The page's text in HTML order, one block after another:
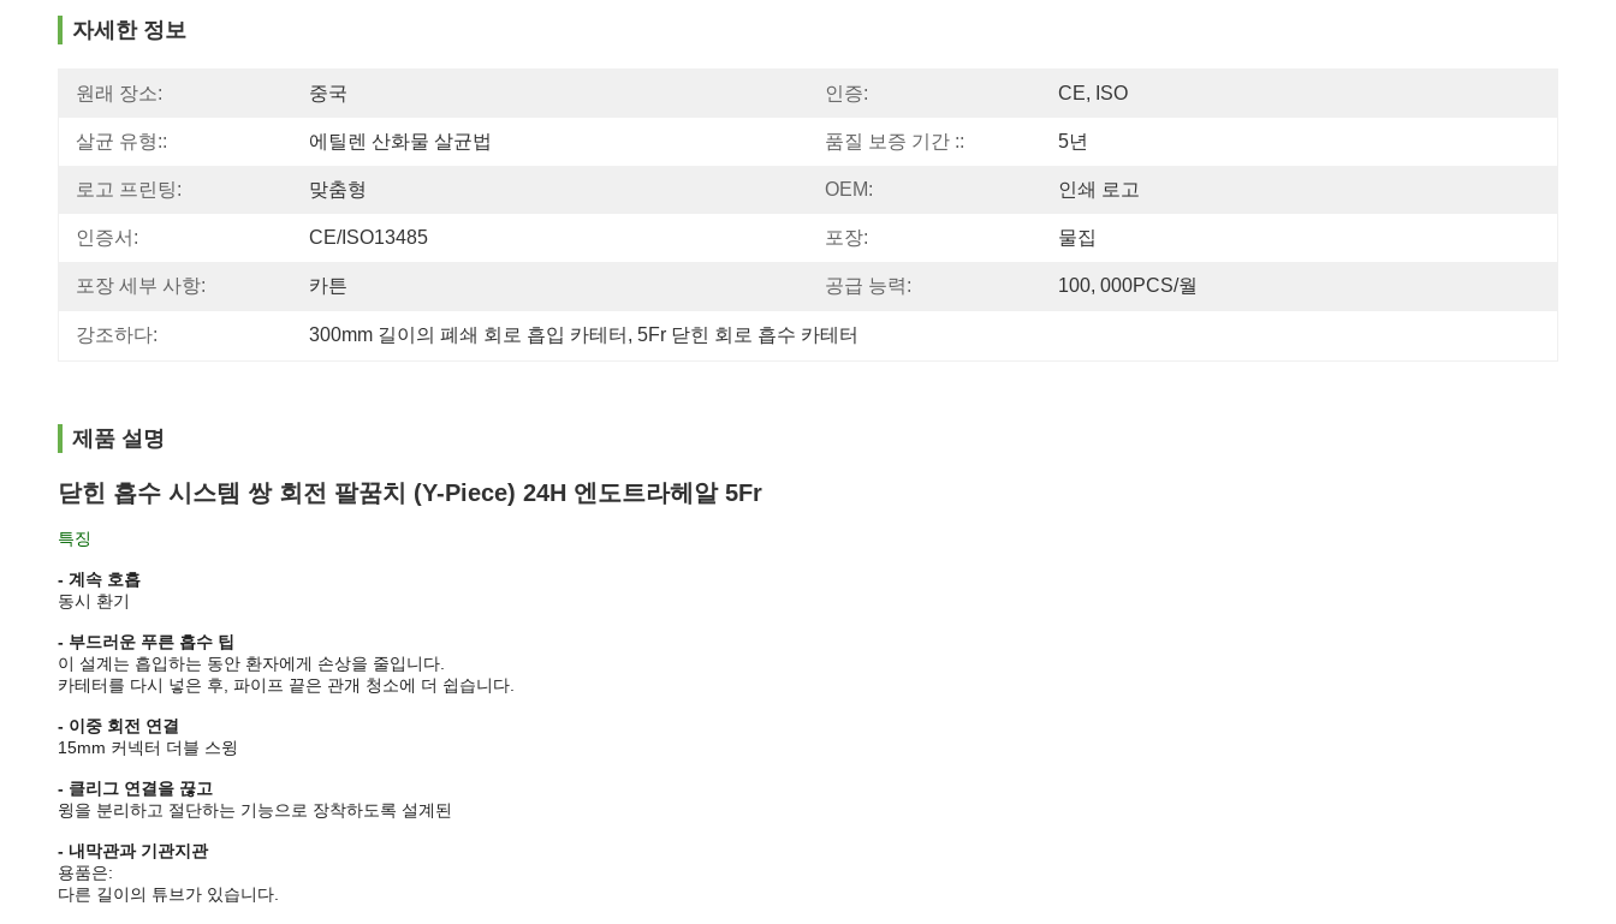
자세한 정보
원래 장소: 중국 인증: CE, ISO
살균 유형:: 에틸렌 산화물 살균법 품질 보증 기간 :: 5년
로고 프린팅: 맞춤형 OEM: 인쇄 로고
인증서: CE/ISO13485 포장: 물집
포장 세부 사항: 카튼 공급 능력: 100, 000PCS/월
강조하다: 300mm 길이의 폐쇄 회로 흡입 카테터 , 5Fr 닫힌 회로 흡수 카테터
제품 설명
닫힌 흡수 시스템 쌍 회전 팔꿈치 (Y-Piece) 24H 엔도트라헤알 5Fr
특징
- 계속 호흡
동시 환기
- 부드러운 푸른 흡수 팁
이 설계는 흡입하는 동안 환자에게 손상을 줄입니다.
카테터를 다시 넣은 후, 파이프 끝은 관개 청소에 더 쉽습니다.
- 이중 회전 연결
15mm 커넥터 더블 스윙
- 클리그 연결을 끊고
윙을 분리하고 절단하는 기능으로 장착하도록 설계된
- 내막관과 기관지관
용품은:
다른 길이의 튜브가 있습니다.